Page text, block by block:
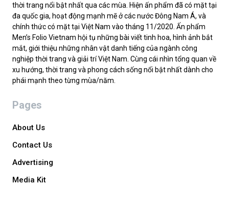
thời trang nổi bật nhất qua các mùa. Hiện ấn phẩm đã có mặt tại
đa quốc gia, hoạt động mạnh mẽ ở các nước Đông Nam Á, và
chính thức có mặt tại Việt Nam vào tháng 11/2020. Ấn phẩm
Men’s Folio Vietnam hội tụ những bài viết tinh hoa, hình ảnh bắt
mắt, giới thiệu những nhân vật danh tiếng của ngành công
nghiệp thời trang và giải trí Việt Nam. Cùng cái nhìn tổng quan về
xu hướng, thời trang và phong cách sống nổi bật nhất dành cho
phái mạnh theo từng mùa/năm.
Pages
About Us
Contact Us
Advertising
Media Kit